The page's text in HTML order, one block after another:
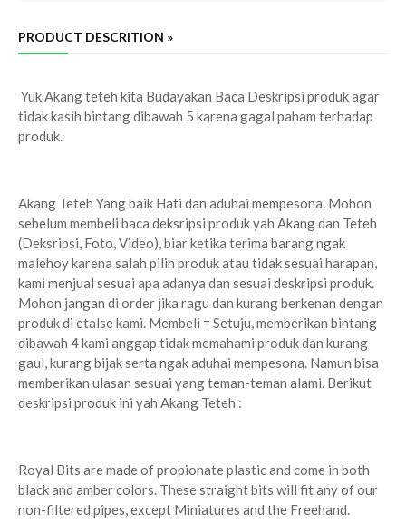
PRODUCT DESCRITION »
Yuk Akang teteh kita Budayakan Baca Deskripsi produk agar
tidak kasih bintang dibawah 5 karena gagal paham terhadap
produk.
Akang Teteh Yang baik Hati dan aduhai mempesona. Mohon
sebelum membeli baca deksripsi produk yah Akang dan Teteh
(Deksripsi, Foto, Video), biar ketika terima barang ngak
malehoy karena salah pilih produk atau tidak sesuai harapan,
kami menjual sesuai apa adanya dan sesuai deskripsi produk.
Mohon jangan di order jika ragu dan kurang berkenan dengan
produk di etalse kami. Membeli = Setuju, memberikan bintang
dibawah 4 kami anggap tidak memahami produk dan kurang
gaul, kurang bijak serta ngak aduhai mempesona. Namun bisa
memberikan ulasan sesuai yang teman-teman alami. Berikut
deskripsi produk ini yah Akang Teteh :
Royal Bits are made of propionate plastic and come in both
black and amber colors. These straight bits will fit any of our
non-filtered pipes, except Miniatures and the Freehand.